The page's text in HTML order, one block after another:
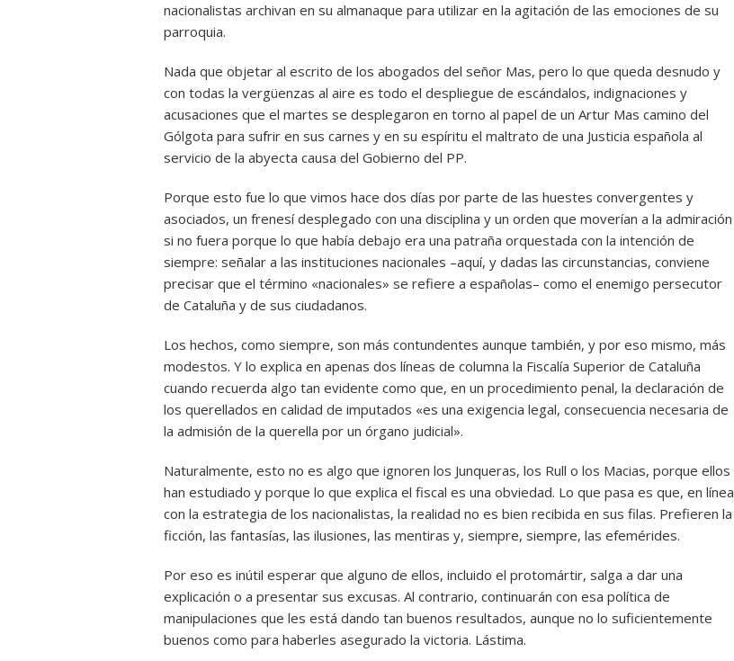
nacionalistas archivan en su almanaque para utilizar en la agitación de las emociones de su
parroquia.
Nada que objetar al escrito de los abogados del señor Mas, pero lo que queda desnudo y
con todas la vergüenzas al aire es todo el despliegue de escándalos, indignaciones y
acusaciones que el martes se desplegaron en torno al papel de un Artur Mas camino del
Gólgota para sufrir en sus carnes y en su espíritu el maltrato de una Justicia española al
servicio de la abyecta causa del Gobierno del PP.
Porque esto fue lo que vimos hace dos días por parte de las huestes convergentes y
asociados, un frenesí desplegado con una disciplina y un orden que moverían a la admiración
si no fuera porque lo que había debajo era una patraña orquestada con la intención de
siempre: señalar a las instituciones nacionales –aquí, y dadas las circunstancias, conviene
precisar que el término «nacionales» se refiere a españolas– como el enemigo persecutor
de Cataluña y de sus ciudadanos.
Los hechos, como siempre, son más contundentes aunque también, y por eso mismo, más
modestos. Y lo explica en apenas dos líneas de columna la Fiscalía Superior de Cataluña
cuando recuerda algo tan evidente como que, en un procedimiento penal, la declaración de
los querellados en calidad de imputados «es una exigencia legal, consecuencia necesaria de
la admisión de la querella por un órgano judicial».
Naturalmente, esto no es algo que ignoren los Junqueras, los Rull o los Macias, porque ellos
han estudiado y porque lo que explica el fiscal es una obviedad. Lo que pasa es que, en línea
con la estrategia de los nacionalistas, la realidad no es bien recibida en sus filas. Prefieren la
ficción, las fantasías, las ilusiones, las mentiras y, siempre, siempre, las efemérides.
Por eso es inútil esperar que alguno de ellos, incluido el protomártir, salga a dar una
explicación o a presentar sus excusas. Al contrario, continuarán con esa política de
manipulaciones que les está dando tan buenos resultados, aunque no lo suficientemente
buenos como para haberles asegurado la victoria. Lástima.